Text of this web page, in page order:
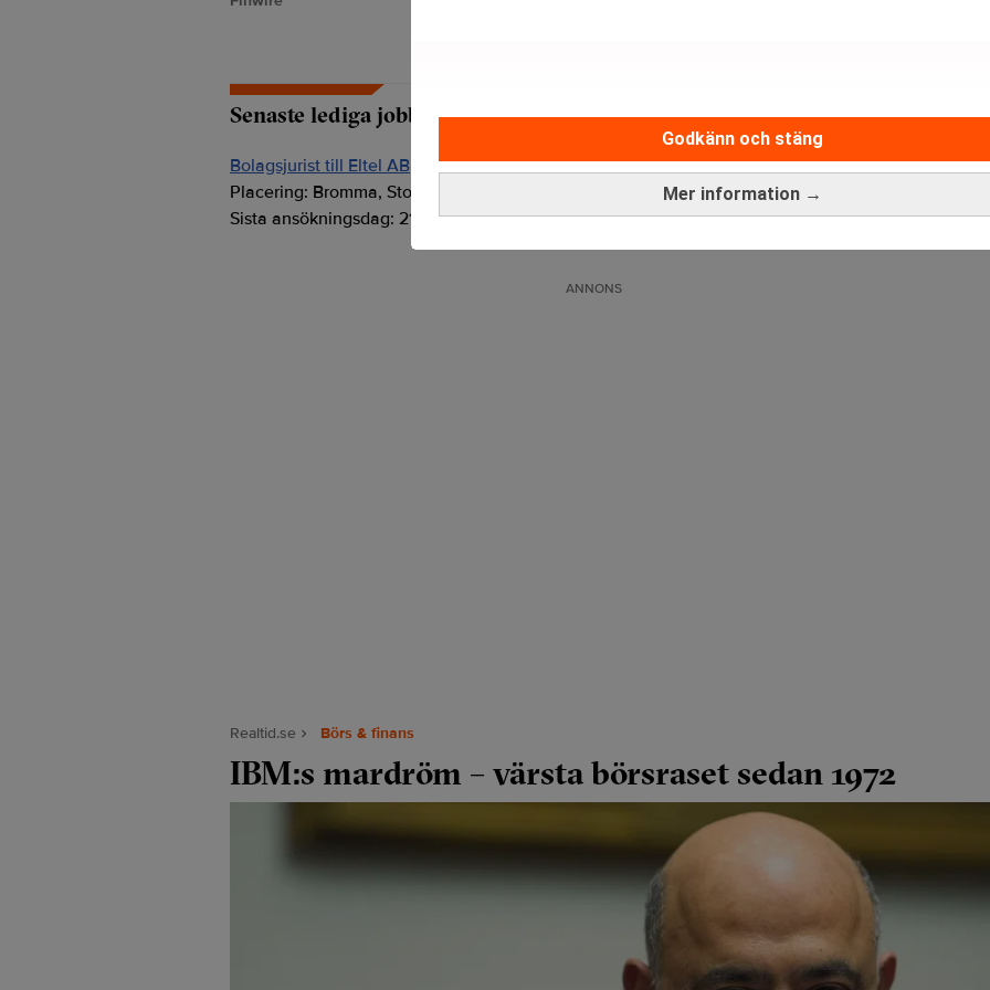
Mer information →
Godkänn och stäng
Senaste lediga jobben
Bolagsjurist till Eltel AB
Placering: Bromma, Stockholm
Sista ansökningsdag: 21/08/2026
Medarbetare inom Intern
Sista ansökningsdag:
ANNONS
Realtid.se Börs & finans
IBM:s mardröm – värsta börsraset sedan 1972